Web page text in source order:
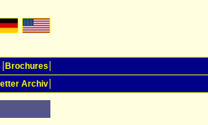
Brochures
Archiv